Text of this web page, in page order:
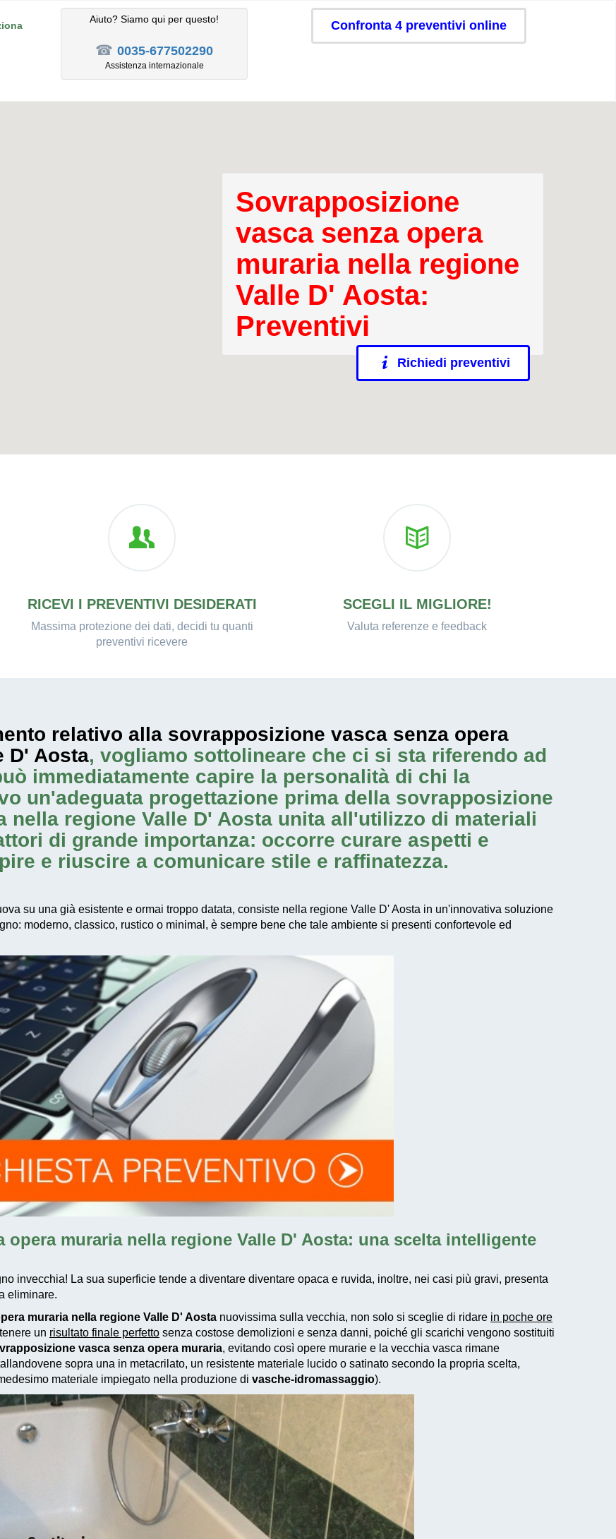
Aiuto? Siamo qui per questo!
☎ 0035-677502290
Assistenza internazionale
Confronta 4 preventivi online
Sovrapposizione
vasca senza opera
muraria nella regione
Valle D' Aosta:
Preventivi
Richiedi preventivi
RICEVI I PREVENTIVI DESIDERATI
Massima protezione dei dati, decidi tu quanti
preventivi ricevere
SCEGLI IL MIGLIORE!
Valuta referenze e feedback
relativo alla sovrapposizione vasca senza opera
D' Aosta, vogliamo sottolineare che ci si sta riferendo ad
immediatamente capire la personalità di chi la
un'adeguata progettazione prima della sovrapposizione
nella regione Valle D' Aosta unita all'utilizzo di materiali
di grande importanza: occorre curare aspetti e
e riuscire a comunicare stile e raffinatezza.
su una già esistente e ormai troppo datata, consiste nella regione Valle D' Aosta in un'innovativa soluzione
moderno, classico, rustico o minimal, è sempre bene che tale ambiente si presenti confortevole ed
opera muraria nella regione Valle D' Aosta: una scelta intelligente
invecchia! La sua superficie tende a diventare diventare opaca e ruvida, inoltre, nei casi più gravi, presenta
eliminare.
muraria nella regione Valle D' Aosta nuovissima sulla vecchia, non solo si sceglie di ridare in poche ore
un risultato finale perfetto senza costose demolizioni e senza danni, poiché gli scarichi vengono sostituiti
vasca senza opera muraria, evitando così opere murarie e la vecchia vasca rimane
sopra una in metacrilato, un resistente materiale lucido o satinato secondo la propria scelta,
materiale impiegato nella produzione di vasche-idromassaggio).